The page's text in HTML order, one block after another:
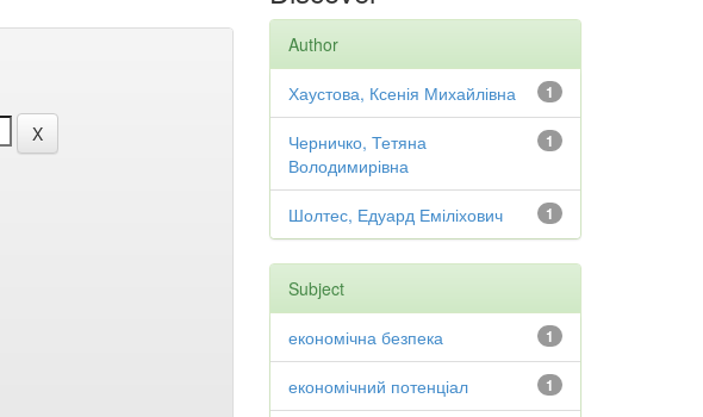
Author
1
Хаустова, Ксенія Михайлівна
1
Черничко, Тетяна
Володимирівна
1
Шолтес, Едуард Еміліхович
Subject
1
економічна безпека
1
економічний потенціал